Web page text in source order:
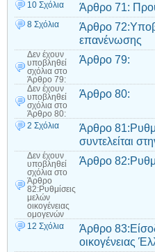
10 Σχόλια Άρθρο 71:
8 Σχόλια
Άρθρο
επανένωσης
Δεν έχουν
υποβληθεί
σχόλια στο
Άρθρο 79:
Άρθρο 79:
Δεν έχουν
υποβληθεί
σχόλια στο
Άρθρο 80:
Άρθρο 80:
2 Σχόλια
Άρθρο
συντελείται
Δεν έχουν
υποβληθεί
σχόλια στο
Άρθρο
82:Ρυθμίσεις
μελών
οικογένειας
ομογενών
Άρθρο
12 Σχόλια
Άρθρο
οικογένειας